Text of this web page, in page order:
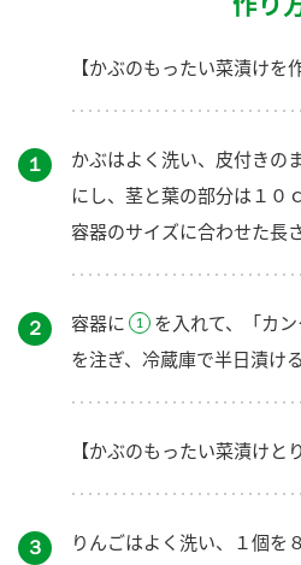
【かぶのもったい菜漬けを
１ かぶはよく洗い、皮付きの
にし、茎と葉の部分は１０
容器のサイズに合わせた長
２ 容器に
を入れて、「カ
を注ぎ、冷蔵庫で半日漬ける
【かぶのもったい菜漬けと
３
りんごはよく洗い、１個を